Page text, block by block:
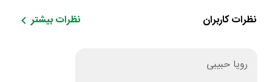
نظرات کاربران نظرات بیشتر
رویا حبیبی